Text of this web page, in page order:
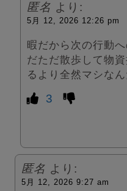
匿名 より:
5月 12, 2026 12:26 pm
暇だから次の行動
だただ散歩して物
るより全然マシなん
3
匿名 より:
5月 12, 2026 9:27 am